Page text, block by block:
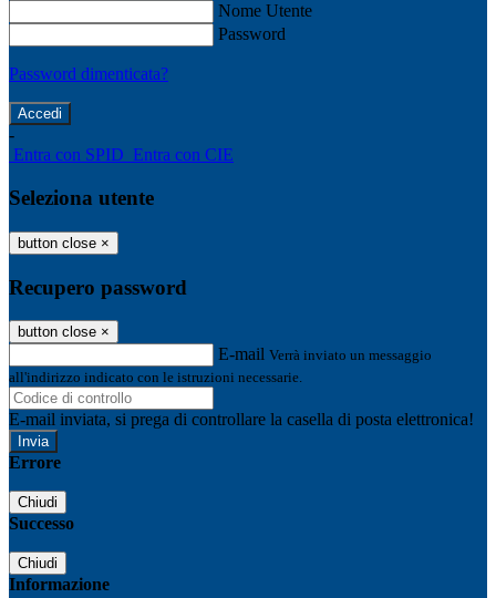
Nome Utente
Password
Password dimenticata?
-
Entra con SPID Entra con CIE
Seleziona utente
button close ×
Recupero password
button close ×
E-mail Verrà inviato un messaggio
all'indirizzo indicato con le istruzioni necessarie.
E-mail inviata, si prega di controllare la casella di posta elettronica!
Errore
Chiudi
Successo
Chiudi
Informazione